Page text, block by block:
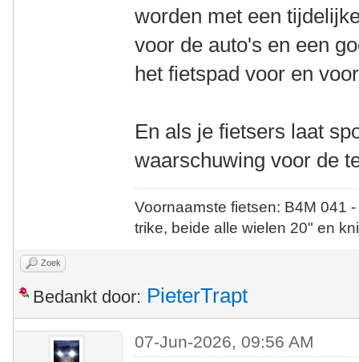
worden met een
voor de auto's en een
het fietspad voor en
En als je fietsers laat
waarschuwing voor de
Voornaamste fietsen: B4M
trike, beide alle wielen 20" en
Zoek
Bedankt door: PieterTrapt
07-Jun-2026, 09:56 AM